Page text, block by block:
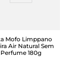
Mofo Limppano
Air Natural Sem
Perfume 180g